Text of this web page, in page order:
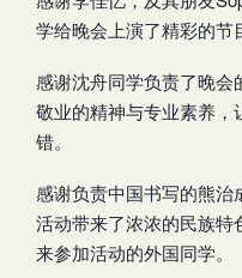
学给晚会上演了精彩的节
感谢沈舟同学负责了晚会
敬业的精神与专业素养
错。
感谢负责中国书写的熊治
活动带来了浓浓的民族特
来参加活动的外国同学。